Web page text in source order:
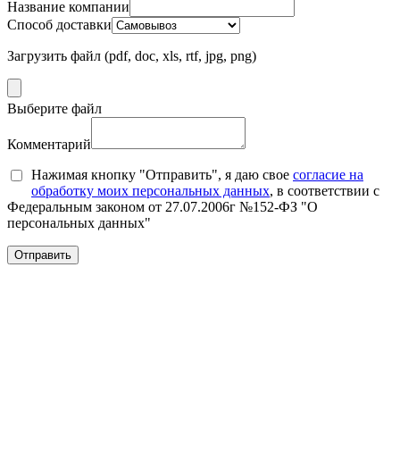
Название компании
Способ доставки
Загрузить файл (pdf, doc, xls, rtf, jpg, png)
Выберите файл
Комментарий
Нажимая кнопку "Отправить", я даю свое согласие на
обработку моих персональных данных, в соответствии с
Федеральным законом от 27.07.2006г №152-ФЗ "О
персональных данных"